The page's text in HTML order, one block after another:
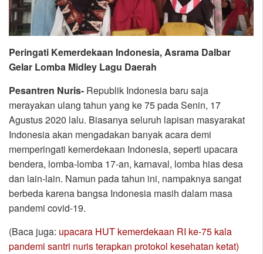
Peringati Kemerdekaan Indonesia, Asrama Dalbar
Gelar Lomba Midley Lagu Daerah
Pesantren Nuris- Republik Indonesia baru saja
merayakan ulang tahun yang ke 75 pada Senin, 17
Agustus 2020 lalu. Biasanya seluruh lapisan masyarakat
Indonesia akan mengadakan banyak acara demi
memperingati kemerdekaan Indonesia, seperti upacara
bendera, lomba-lomba 17-an, karnaval, lomba hias desa
dan lain-lain. Namun pada tahun ini, nampaknya sangat
berbeda karena bangsa Indonesia masih dalam masa
pandemi covid-19.
(Baca juga: upacara HUT kemerdekaan RI ke-75 kala
pandemi santri nuris terapkan protokol kesehatan ketat)